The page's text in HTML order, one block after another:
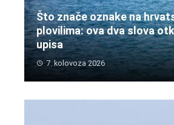
Što znače oznake na
plovilima: ova dva slova
upisa
7. kolovoza 2026